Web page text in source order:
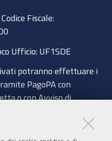
t
e
Fiscale:
Ufficio: UF1SDE
potranno effettuare i
PagoPA con
o con Avviso di